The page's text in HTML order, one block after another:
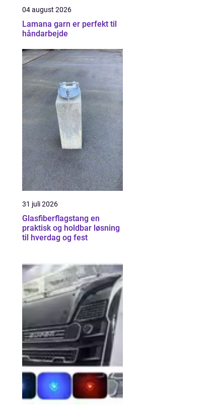
04 august 2026
Lamana garn er perfekt til
håndarbejde
31 juli 2026
Glasfiberflagstang en
praktisk og holdbar løsning
til hverdag og fest